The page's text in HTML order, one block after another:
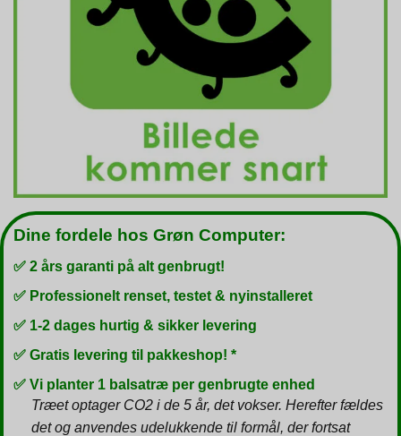
Dine fordele hos Grøn Computer:
✅ 2 års garanti på alt genbrugt!
✅ Professionelt renset, testet & nyinstalleret
✅ 1-2 dages hurtig & sikker levering
✅ Gratis levering til pakkeshop! *
✅ Vi planter 1 balsatræ per genbrugte enhed
Træet optager CO2 i de 5 år, det vokser. Herefter fældes
det og anvendes udelukkende til formål, der fortsat